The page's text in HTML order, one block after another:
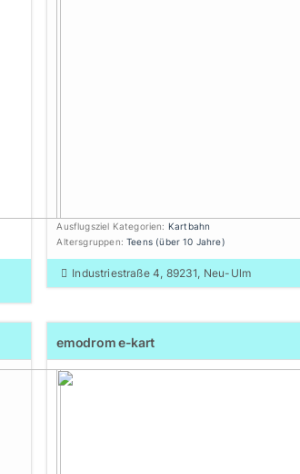
Ausflugsziel Kategorien: Kartbahn
Altersgruppen:Teens (über 10 Jahre)
Industriestraße 4, 89231, Neu-Ulm
emodrom e-kart